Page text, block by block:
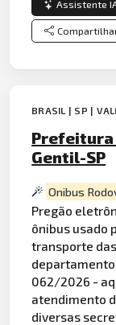
Assistente
BRASIL | SP |
Prefeitura
Gentil-SP
Onibus
Pregão
ônibus usado
transporte
062/2026 -
atendimento
diversas